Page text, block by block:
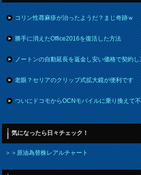
コリン性蕁麻疹が治ったようだ？まじ奇跡ｗ
勝手に消えたOffice2016を復活した方法
ノートンの自動延長を返金し安い価格で契約
老眼？セリアのクリップ式拡大鏡が便利です
ついにドコモからOCNモバイルに乗り換えて
気になったら日々チェック！
＞＞原油為替株レアルチャート